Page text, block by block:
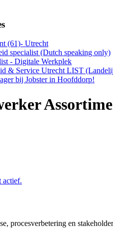
(61)- Utrecht
specialist (Dutch speaking only)
- Digitale Werkplek
& Service Utrecht LIST
bij Jobster in Hoofddorp!
actief.
procesverbetering en